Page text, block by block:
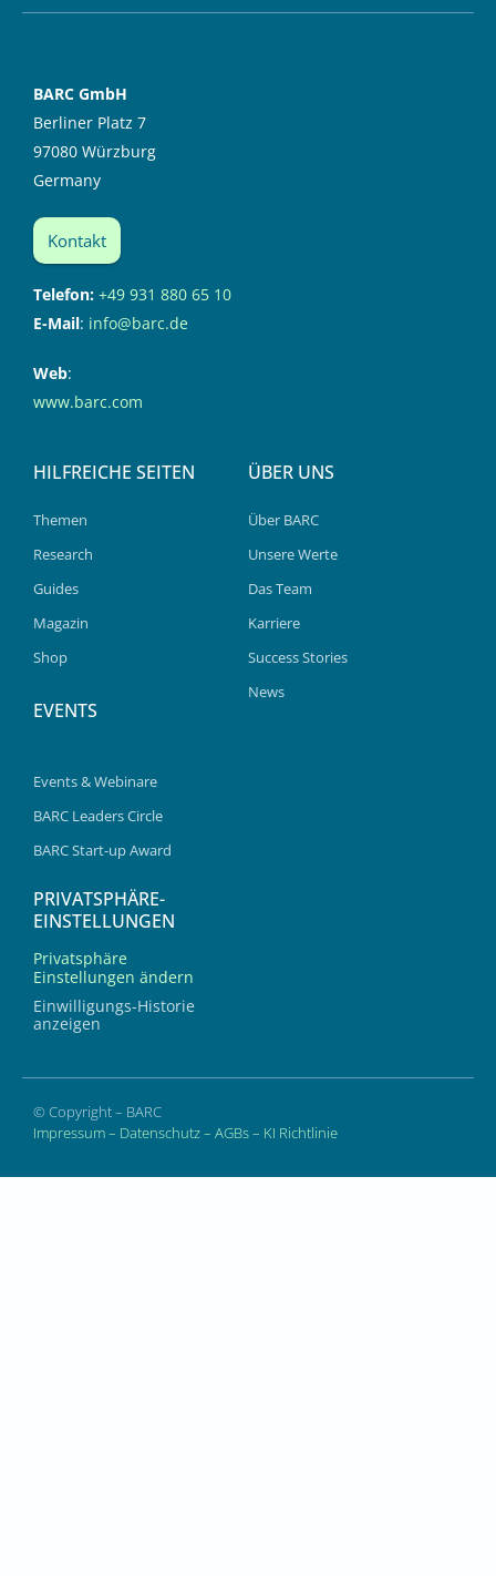
BARC GmbH
Berliner Platz 7
97080 Würzburg
Germany
Kontakt
Telefon: +49 931 880 65 10
E-Mail: info@barc.de
Web:
www.barc.com
HILFREICHE SEITEN
Themen
Research
Guides
Magazin
Shop
EVENTS
Events & Webinare
BARC Leaders Circle
BARC Start-up Award
ÜBER UNS
Über BARC
Unsere Werte
Das Team
Karriere
Success Stories
News
PRIVATSPHÄRE-
EINSTELLUNGEN
Privatsphäre
Einstellungen ändern
Einwilligungs-Historie
anzeigen
© Copyright – BARC
Impressum– Datenschutz– AGBs– KI Richtlinie